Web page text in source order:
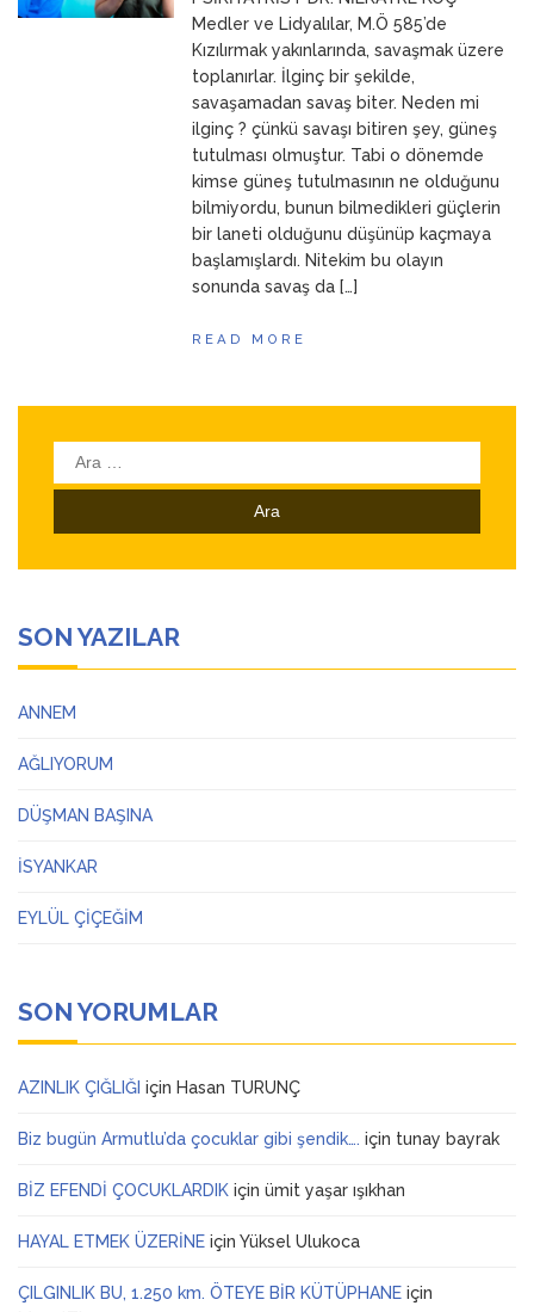
23 Mart 2026 ANNEMMedler ve Lidyalılar, M.Ö 585’de
Kızılırmak yakınlarında, savaşmak üzere
toplanırlar. İlginç bir şekilde,
savaşamadan savaş biter. Neden mi
ilginç ? çünkü savaşı bitiren şey, güneş
tutulması olmuştur. Tabi o dönemde
kimse güneş tutulmasının ne olduğunu
bilmiyordu, bunun bilmedikleri güçlerin
bir laneti olduğunu düşünüp kaçmaya
başlamışlardı. Nitekim bu olayın
sonunda savaş da […]
READ MORE
Arama:
SON YAZILAR
ANNEM
AĞLIYORUM
DÜŞMAN BAŞINA
İSYANKAR
EYLÜL ÇİÇEĞİM
SON YORUMLAR
AZINLIK ÇIĞLIĞI için Hasan TURUNÇ
Biz bugün Armutlu’da çocuklar gibi şendik…. için tunay bayrak
BİZ EFENDİ ÇOCUKLARDIK için ümit yaşar ışıkhan
HAYAL ETMEK ÜZERİNE için Yüksel Ulukoca
ÇILGINLIK BU, 1.250 km. ÖTEYE BİR KÜTÜPHANE için